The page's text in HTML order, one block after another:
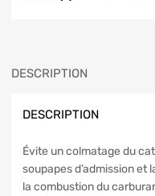
DESCRIPTION
DESCRIPTION
Évite un colmatage du
soupapes d’admission et
la combustion du